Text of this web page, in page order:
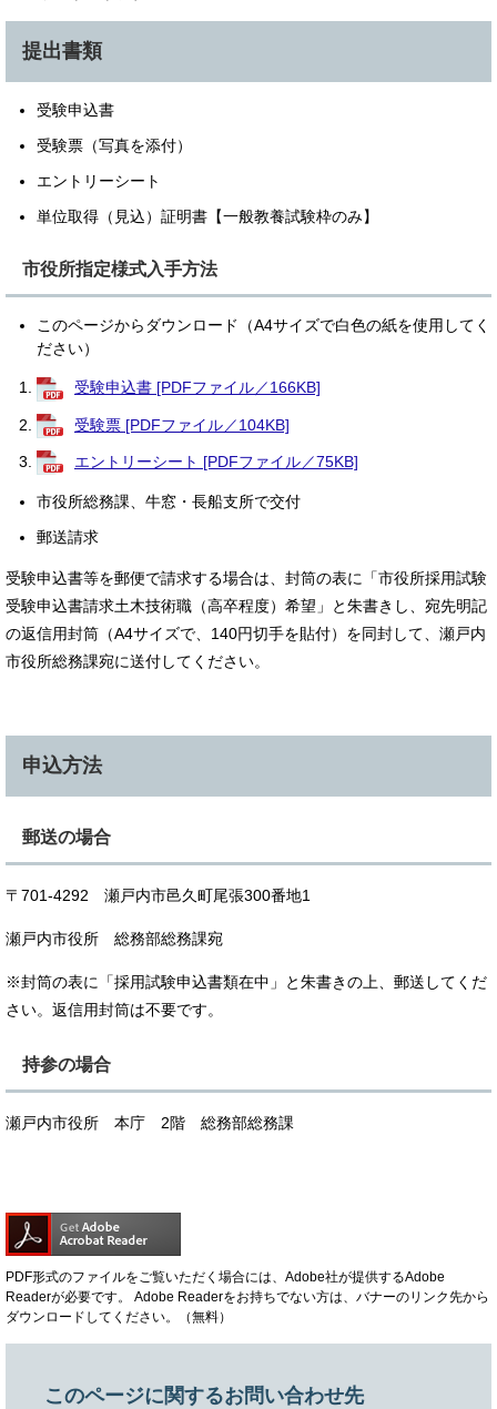
提出書類
受験申込書
受験票（写真を添付）
エントリーシート
単位取得（見込）証明書【一般教養試験枠のみ】
市役所指定様式入手方法
このページからダウンロード（A4サイズで白色の紙を使用してく
ださい）
受験申込書 [PDFファイル／166KB]
受験票 [PDFファイル／104KB]
エントリーシート [PDFファイル／75KB]
市役所総務課、牛窓・長船支所で交付
郵送請求
受験申込書等を郵便で請求する場合は、封筒の表に「市役所採用試験
受験申込書請求土木技術職（高卒程度）希望」と朱書きし、宛先明記
の返信用封筒（A4サイズで、140円切手を貼付）を同封して、瀬戸内
市役所総務課宛に送付してください。
申込方法
郵送の場合
〒701-4292 瀬戸内市邑久町尾張300番地1
瀬戸内市役所 総務部総務課宛
※封筒の表に「採用試験申込書類在中」と朱書きの上、郵送してくだ
さい。返信用封筒は不要です。
持参の場合
瀬戸内市役所 本庁 2階 総務部総務課
PDF形式のファイルをご覧いただく場合には、Adobe社が提供するAdobe
Readerが必要です。
Adobe Readerをお持ちでない方は、バナーのリンク先から
ダウンロードしてください。（無料）
このページに関するお問い合わせ先